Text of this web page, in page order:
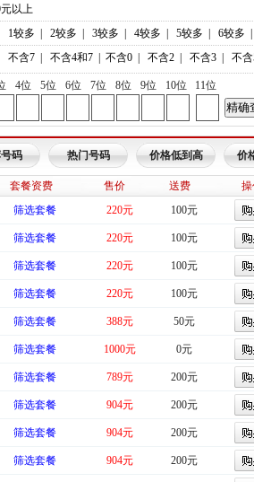
元以上
1较多 2较多 3较多 4较多 5较多 6较多
不含7 不含4和7 不含0 不含2 不含3 不
4位 5位 6位 7位 8位 9位 10位 11位
码 热门号码 价格低到高 价
套餐资费 售价 送费
筛选套餐 220元 100元
筛选套餐 220元 100元
筛选套餐 220元 100元
筛选套餐 220元 100元
筛选套餐 388元 50元
筛选套餐 1000元 0元
筛选套餐 789元 200元
筛选套餐 904元 200元
筛选套餐 904元 200元
筛选套餐 904元 200元